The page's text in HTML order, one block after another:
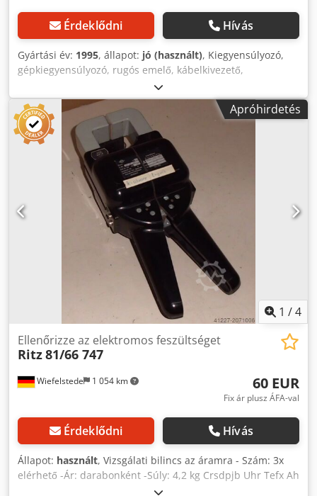
Érdeklődni Hívás
Gyártási év: 1995, állapot: jó (használt), Kiegyensúlyozó,
gépkiegyensúlyozó, rugós emelő, kábelkivezető,
súlykiegyenlítő, felcsévélő - Gyártó: Fein, rugós
kiegyensúlyozó Csdjzhuglspfx Ah Uerf - Teherbírás: 10–14
kg - Rendelési szám: 90801029002 - Mennyiség: 1 db rugós
emelő elérhető - Méret: 310/190/135 mm - Saját tömeg: 4
kg
Apróhirdetés
1 /4
Wiefelstede 1 054 km
Ellenőrizze az elektromos feszültséget
Ritz81/66 747
60 EUR
Fix ár plusz ÁFA-val
Érdeklődni Hívás
Állapot: használt, Vizsgálati bilincs az áramra - Szám: 3x
elérhető -Ár: darabonként -Súly: 4,2 kg Crsdpjb Uhr Tefx Ah